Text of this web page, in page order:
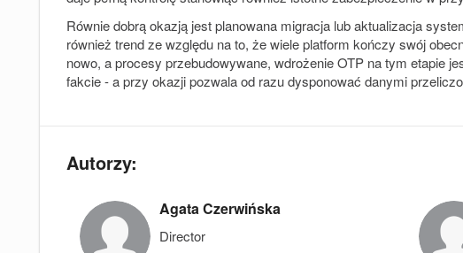
Równie dobrą okazją jest planowana migracja lub aktualizacja
również trend ze względu na to, że wiele platform kończy swój
nowo, a procesy przebudowywane, wdrożenie OTP na tym etapie
fakcie - a przy okazji pozwala od razu dysponować danymi
Autorzy:
Agata Czerwińska
Director